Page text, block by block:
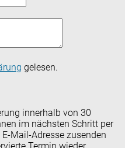
gelesen.
innerhalb von 30
im nächsten Schritt per
Mail-Adresse zusenden